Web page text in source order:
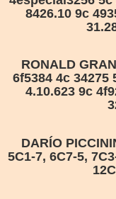
8426.10 9c
RONALD
6f5384 4c 34275
4.10.623 9c
DARÍO
5C1-7, 6C7-5,